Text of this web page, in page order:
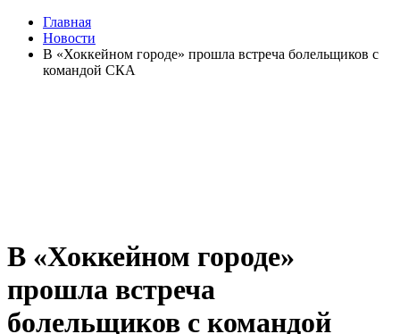
Главная
Новости
В «Хоккейном городе» прошла встреча болельщиков с
командой СКА
В «Хоккейном городе»
прошла встреча
болельщиков с командой